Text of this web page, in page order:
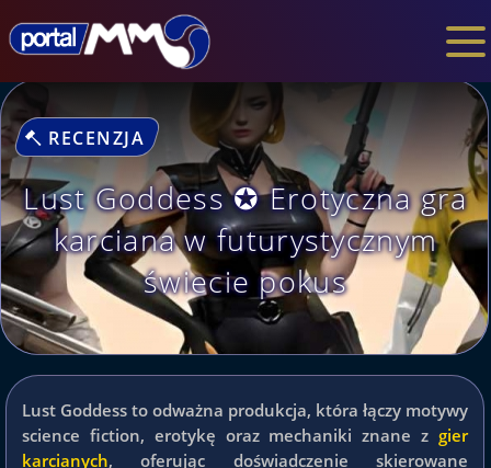
RECENZJA
Lust Goddess ✪ Erotyczna gra
karciana w futurystycznym
świecie pokus
Lust Goddess to odważna produkcja, która łączy motywy
science fiction, erotykę oraz mechaniki znane zgier
karcianych, oferując doświadczenie skierowane